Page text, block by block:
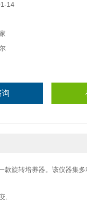
14
询
旋转培养器。该仪器集
、